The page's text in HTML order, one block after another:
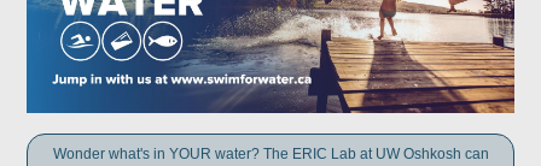
Wonder what's in YOUR water? The ERIC Lab at UW Oshkosh can